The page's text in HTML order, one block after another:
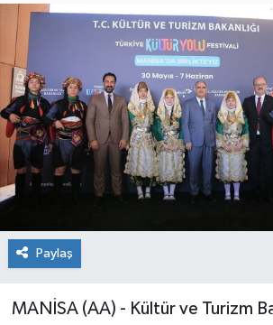
Paylaş
MANİSA (AA) - Kültür ve Turizm